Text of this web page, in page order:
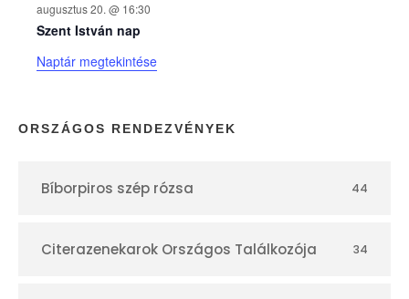
n
a
p
r
augusztus 20. @ 16:30
Szent István nap
Naptár megtekintése
ORSZÁGOS RENDEZVÉNYEK
Bíborpiros szép rózsa 44
Citerazenekarok Országos Találkozója 34